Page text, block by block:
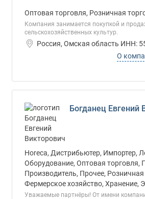
Оптовая торговля, Розничная
Компания занимается покупкой и
сельскохозяйственных культур.
Россия, Омская область ИНН:
О
Богданец Евгений
Horeca, Дистрибьютер, Импортер,
Оборудование, Оптовая торговля,
Производитель, Прочее, Розничная
Фермерское хозяйство, Хранение,
Уважаемые партнёры! От имени